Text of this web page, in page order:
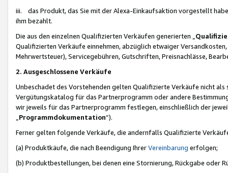
iii. das Produkt, das Sie mit der Alexa-Einkaufsaktion vorgestellt
ihm bezahlt.
Die aus den einzelnen Qualifizierten Verkäufen generierten „
Qualifizierten Verkäufe einnehmen, abzüglich etwaiger
Mehrwertsteuer), Servicegebühren, Gutschriften, Preisnachlässe,
2. Ausgeschlossene Verkäufe
Unbeschadet des Vorstehenden gelten Qualifizierte Verkäufe nicht
Vergütungskatalog für das Partnerprogramm oder andere
wir jeweils für das Partnerprogramm festlegen, einschließlich der
Programmdokumentation“).
Ferner gelten folgende Verkäufe, die andernfalls Qualifizierte
(a) Produktkäufe, die nach Beendigung IhrerVereinbarung erfolgen;
(b) Produktbestellungen, bei denen eine Stornierung, Rückgabe oder